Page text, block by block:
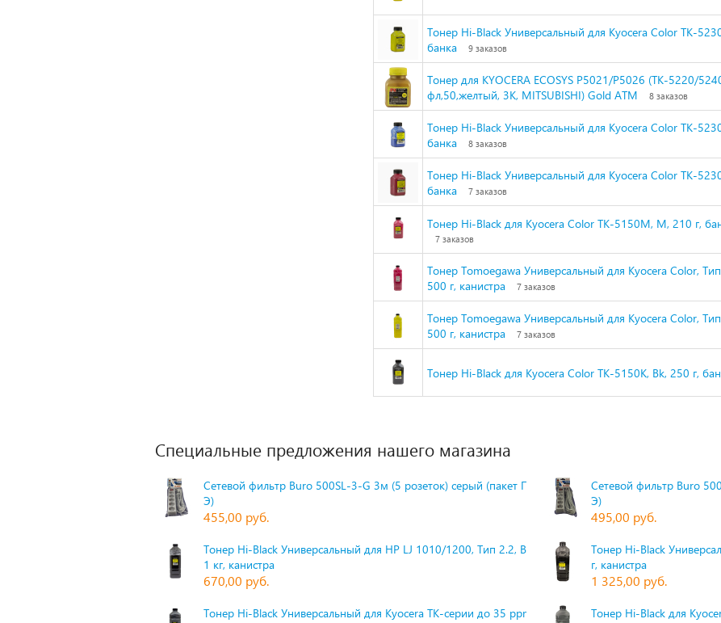
Тонер Hi-Black Универсальный для Kyocera Color TK-
банка
9 заказов
Тонер для KYOCERA ECOSYS P5021/P5026 (TK-5220/
фл,50,желтый, 3К, MITSUBISHI) Gold ATM
8 заказов
Тонер Hi-Black Универсальный для Kyocera Color TK-
банка
8 заказов
Тонер Hi-Black Универсальный для Kyocera Color TK-
банка
7 заказов
Тонер Hi-Black для Kyocera Color TK-5150M, M, 210 г,
7 заказов
Тонер Tomoegawa Универсальный для Kyocera Color,
500 г, канистра
7 заказов
Тонер Tomoegawa Универсальный для Kyocera Color,
500 г, канистра
7 заказов
Тонер Hi-Black для Kyocera Color TK-5150K, Bk, 250 г,
Специальные предложения нашего магазина
Сетевой фильтр Buro 500SL-3-G 3м (5 розеток) серый (пакет П
Э)
455,00 руб.
Сетевой фильтр Buro
Э)
495,00 руб.
Тонер Hi-Black Универсальный для HP LJ 1010/1200, Тип 2.2, Bk,
1 кг, канистра
670,00 руб.
Тонер Hi-Black
г, канистра
1 325,00 руб.
Тонер Hi-Black Универсальный для Kyocera TK-серии до 35 ppm,
Тонер Hi-Black для